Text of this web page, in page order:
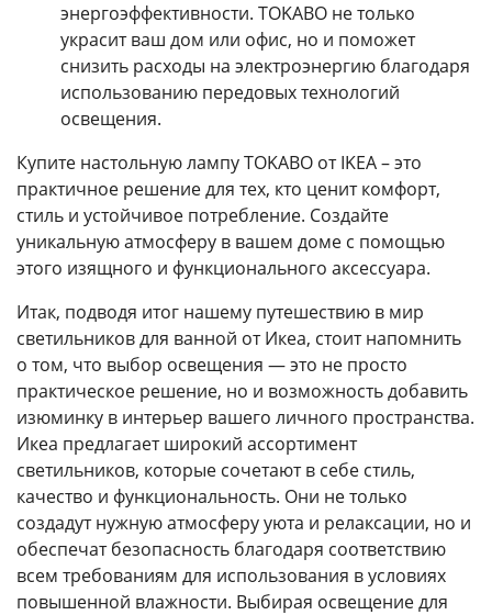
энергоэффективности. TOKABO не только
украсит ваш дом или офис, но и поможет
снизить расходы на электроэнергию благодаря
использованию передовых технологий
освещения.
Купите настольную лампу TOKABO от IKEA – это
практичное решение для тех, кто ценит комфорт,
стиль и устойчивое потребление. Создайте
уникальную атмосферу в вашем доме с помощью
этого изящного и функционального аксессуара.
Итак, подводя итог нашему путешествию в мир
светильников для ванной от Икеа, стоит напомнить
о том, что выбор освещения — это не просто
практическое решение, но и возможность добавить
изюминку в интерьер вашего личного пространства.
Икеа предлагает широкий ассортимент
светильников, которые сочетают в себе стиль,
качество и функциональность. Они не только
создадут нужную атмосферу уюта и релаксации, но и
обеспечат безопасность благодаря соответствию
всем требованиям для использования в условиях
повышенной влажности. Выбирая освещение для